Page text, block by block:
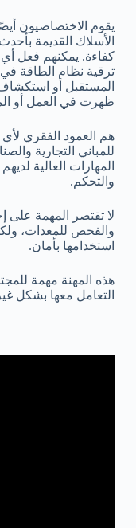
يقوم الاختصاصيون
الأسلاك القديمة
كفاءة. يمكنهم فعل
ترقية نظام الطاقة
المستقبل أو
ظهرت في العمل أو
هم العمود الفقري
للمباني التجارية
المهارات العالية
والتحكم.
لا تقتصر المهمة على
والفحص للمعدات،
استخدامها بأمان.
هذه المهنة مهمة
التعامل معها بشكل